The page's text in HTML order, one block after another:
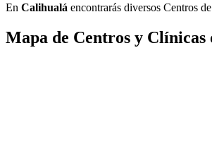
En Calihualá encontrarás diversos Centros
Mapa de Centros y